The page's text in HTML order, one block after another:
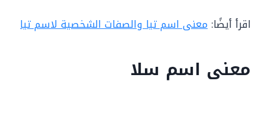
اقرأ أيضًا: معنى اسم تيا والصفات الشخصية لاسم تيا
معنى اسم سلا